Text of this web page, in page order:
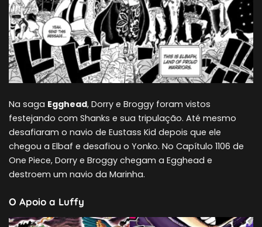
Na saga Egghead, Dorry e Broggy foram vistos
festejando com Shanks e sua tripulação. Até mesmo
desafiaram o navio de Eustass Kid depois que ele
chegou a Elbaf e desafiou o Yonko. No Capítulo 1106 de
One Piece, Dorry e Broggy chegam a Egghead e
destroem um navio da Marinha.
O Apoio a Luffy